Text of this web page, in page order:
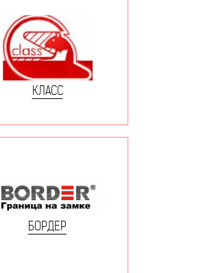
КЛАСС
БОРДЕР